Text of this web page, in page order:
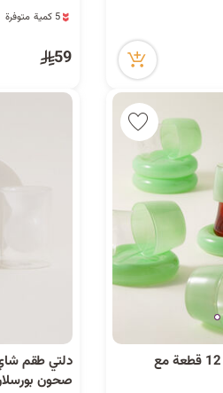
31 مشاهدة مؤخراً
31 مشاهدة مؤخراً59
دلتي طقم اكواب شاي زجاج 12 قطعة مع
صحون